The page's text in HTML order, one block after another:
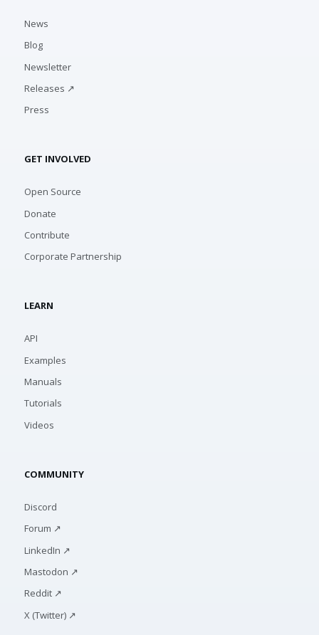
News
Blog
Newsletter
Releases ↗
Press
GET INVOLVED
Open Source
Donate
Contribute
Corporate Partnership
LEARN
API
Examples
Manuals
Tutorials
Videos
COMMUNITY
Discord
Forum ↗
LinkedIn ↗
Mastodon ↗
Reddit ↗
X (Twitter) ↗